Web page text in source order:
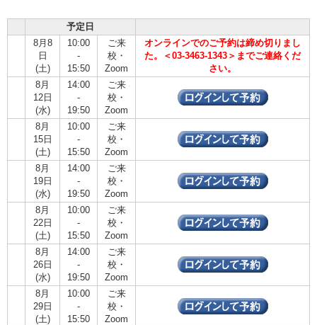
予定日
8月8
日
(土)
10:00
-
15:50
ご来
校・
Zoom
オンラインでのご予約は締め切りまし
た。＜03-3463-1343＞までご連絡くだ
さい。
8月
12日
(水)
14:00
-
19:50
ご来
校・
Zoom
8月
15日
(土)
10:00
-
15:50
ご来
校・
Zoom
8月
19日
(水)
14:00
-
19:50
ご来
校・
Zoom
8月
22日
(土)
10:00
-
15:50
ご来
校・
Zoom
8月
26日
(水)
14:00
-
19:50
ご来
校・
Zoom
8月
29日
(土)
10:00
-
15:50
ご来
校・
Zoom